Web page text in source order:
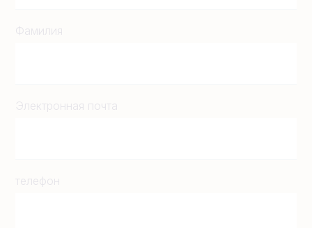
Фамилия
Электронная почта
телефон